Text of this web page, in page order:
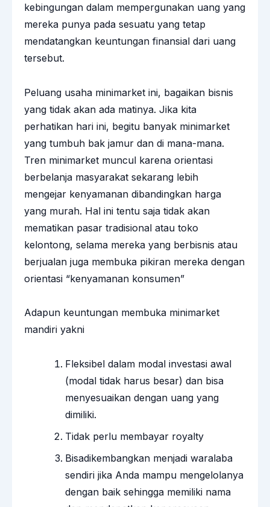
kebingungan dalam mempergunakan uang yang
mereka punya pada sesuatu yang tetap
mendatangkan keuntungan finansial dari uang
tersebut.
Peluang usaha minimarket ini, bagaikan bisnis
yang tidak akan ada matinya. Jika kita
perhatikan hari ini, begitu banyak minimarket
yang tumbuh bak jamur dan di mana-mana.
Tren minimarket muncul karena orientasi
berbelanja masyarakat sekarang lebih
mengejar kenyamanan dibandingkan harga
yang murah. Hal ini tentu saja tidak akan
mematikan pasar tradisional atau toko
kelontong, selama mereka yang berbisnis atau
berjualan juga membuka pikiran mereka dengan
orientasi “kenyamanan konsumen”
Adapun keuntungan membuka minimarket
mandiri yakni
Fleksibel dalam modal investasi awal
(modal tidak harus besar) dan bisa
menyesuaikan dengan uang yang
dimiliki.
Tidak perlu membayar royalty
Bisadikembangkan menjadi waralaba
sendiri jika Anda mampu mengelolanya
dengan baik sehingga memiliki nama